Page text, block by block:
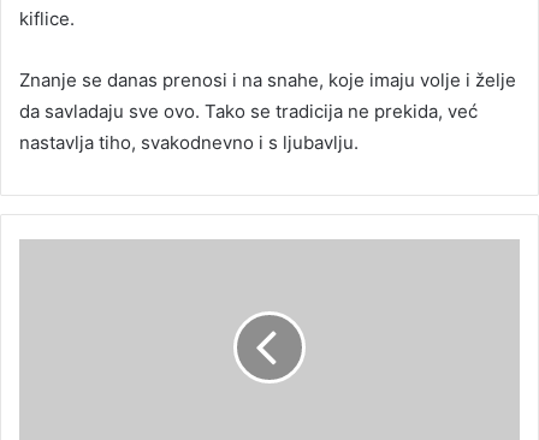
kiflice.
Znanje se danas prenosi i na snahe, koje imaju volje i želje
da savladaju sve ovo. Tako se tradicija ne prekida, već
nastavlja tiho, svakodnevno i s ljubavlju.